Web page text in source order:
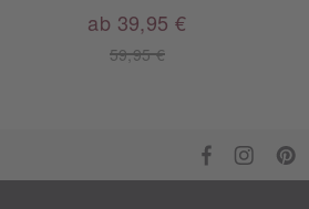
59,95 €
ab 39,95 €